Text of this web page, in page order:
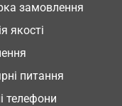
замовлення
якості
питання
телефони